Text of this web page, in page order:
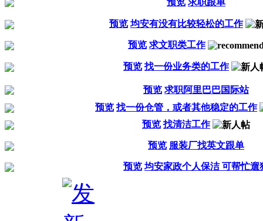
预览 均安有没有比较轻松的工作
预览 求文职类工作
预览 找一份业务类的工作
预览 求职阿里巴巴国际站
预览 找一份仓管，或者其他稳定的工作
预览 找清洁工作
预览 服装厂找英文跟单
预览 均安家政个人保洁 可帮忙遛